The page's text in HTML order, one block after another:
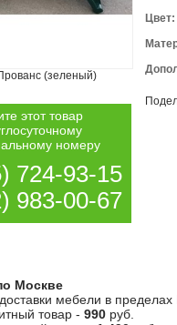
(зеленый)
этот товар
номеру
724-93-15
983-00-67
Цвет:
Москве
мебели в
товар - 990 руб.